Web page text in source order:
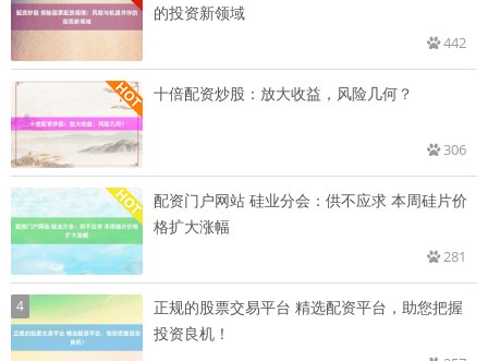
的投资新领域
442
十倍配资炒股：放大收益，风险几何？
306
配资门户网站 硅业分会：供不应求 本周硅片价
格扩大涨幅
281
4
正规的股票交易平台 精选配资平台，助您把握
投资良机！